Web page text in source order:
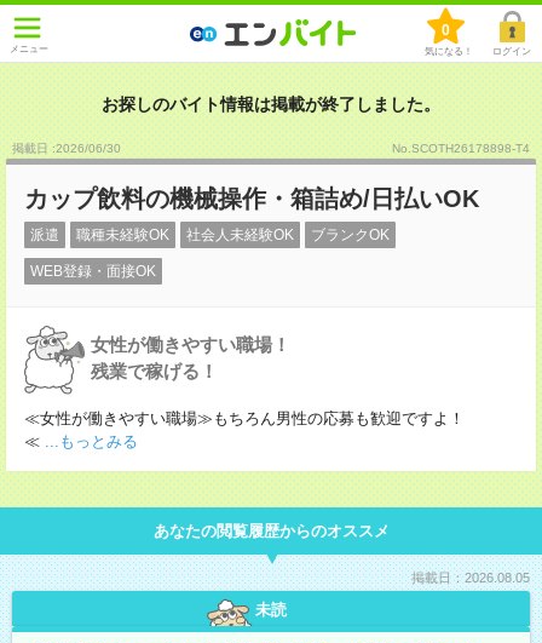
メニュー
0
気になる！ ログイン
お探しのバイト情報は掲載が終了しました。
掲載日 :2026/06/30 No.SCOTH26178898-T4
カップ飲料の機械操作・箱詰め/日払いOK
派遣 職種未経験OK 社会人未経験OK ブランクOK
WEB登録・面接OK
女性が働きやすい職場！
残業で稼げる！
≪女性が働きやすい職場≫もちろん男性の応募も歓迎ですよ！
≪ ...もっとみる
あなたの閲覧履歴からのオススメ
掲載日：2026.08.05
未読